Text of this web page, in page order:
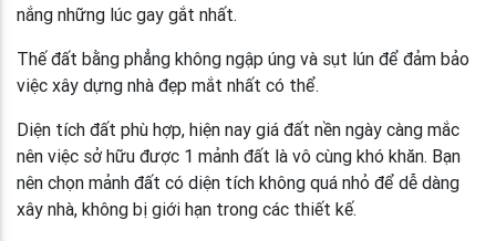
nắng những lúc gay gắt nhất.
Thế đất bằng phẳng không ngập úng và sụt lún để đảm bảo
việc xây dựng nhà đẹp mắt nhất có thể.
Diện tích đất phù hợp, hiện nay giá đất nền ngày càng mắc
nên việc sở hữu được 1 mảnh đất là vô cùng khó khăn. Bạn
nên chọn mảnh đất có diện tích không quá nhỏ để dễ dàng
xây nhà, không bị giới hạn trong các thiết kế.